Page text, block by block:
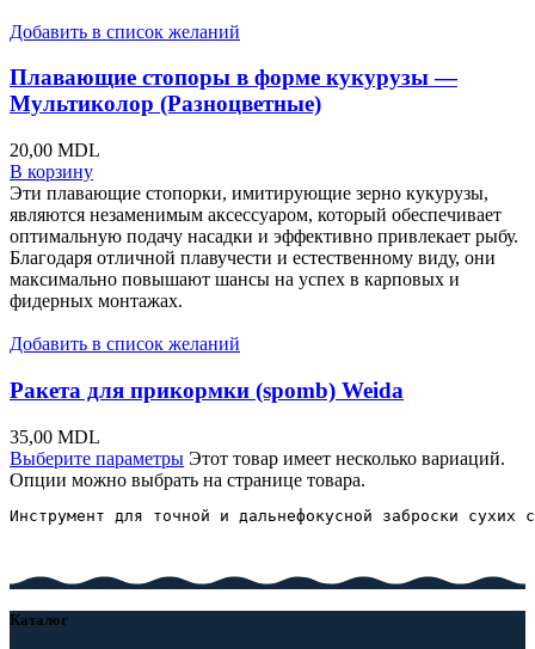
Добавить в список желаний
Плавающие стопоры в форме кукурузы —
Мультиколор (Разноцветные)
20,00 MDL
В корзину
Эти плавающие стопорки, имитирующие зерно кукурузы,
являются незаменимым аксессуаром, который обеспечивает
оптимальную подачу насадки и эффективно привлекает рыбу.
Благодаря отличной плавучести и естественному виду, они
максимально повышают шансы на успех в карповых и
фидерных монтажах.
Добавить в список желаний
Ракета для прикормки (spomb) Weida
35,00 MDL
Выберите параметры Этот товар имеет несколько вариаций.
Опции можно выбрать на странице товара.
Инструмент для точной и дальнефокусной заброски
Каталог